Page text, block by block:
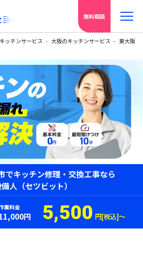
無料相談
キッチンサービス 大阪のキッチンサービス
東大阪
でキッチン修理・交換工事なら
人（セツビット）
業料金
円 5,500 円[税込]〜